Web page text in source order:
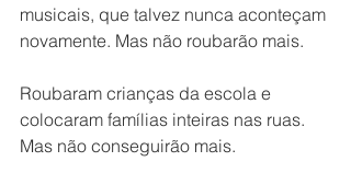
musicais, que talvez nunca aconteçam
novamente. Mas não roubarão mais.
Roubaram crianças da escola e
colocaram famílias inteiras nas ruas.
Mas não conseguirão mais.